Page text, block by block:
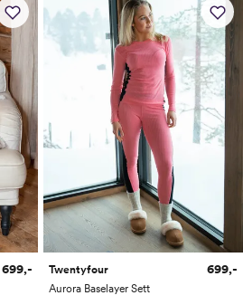
699,-
Twentyfour
Aurora Baselayer Sett
699,-